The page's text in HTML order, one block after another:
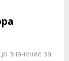
значение за